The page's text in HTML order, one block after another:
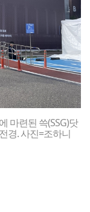
마련된 쓱(SSG)닷
경. 사진=조하니